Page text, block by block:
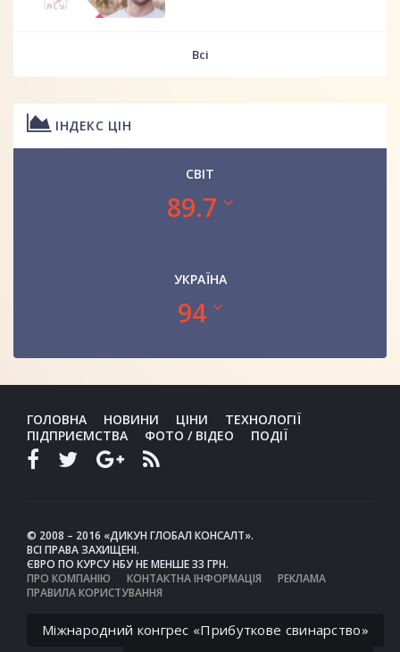
Всі
ІНДЕКС ЦІН
СВІТ
89.7
УКРАЇНА
94
ГОЛОВНА НОВИНИ ЦІНИ
ТЕХНОЛОГІЇ
ПІДПРИЄМСТВА
ФОТО / ВІДЕО ПОДІЇ
© 2008 – 2016 «ДИКУН ГЛОБАЛ КОНСАЛТ».
ВСІ ПРАВА ЗАХИЩЕНІ.
ЄВРО ПО КУРСУ НБУ НЕ МЕНШЕ 33 ГРН.
ПРО КОМПАНІЮ
КОНТАКТНА ІНФОРМАЦІЯ
РЕКЛАМА
ПРАВИЛА КОРИСТУВАННЯ
Міжнародний конгрес «Прибуткове свинарство»